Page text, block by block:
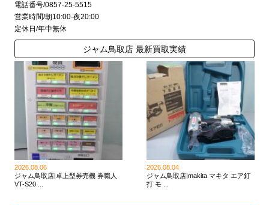
電話番号/0857-25-5515
営業時間/朝10:00-夜20:00
定休日/年中無休
ジャム鳥取店 最新買取実績
2026.08.06
ジャム鳥取店|卓上型券売機 券職人
VT-S20 ...
2026.08.04
ジャム鳥取店|makita マキタ エア釘
打 モ ...